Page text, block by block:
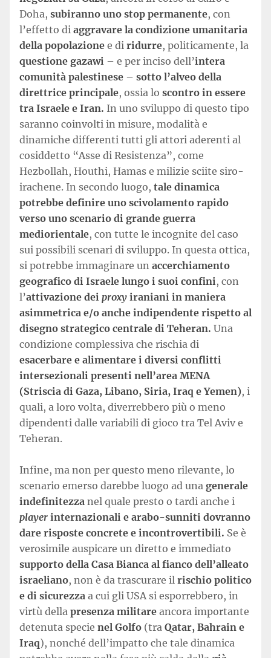
Doha, subiranno uno stop permanente, con
l’effetto di aggravare la condizione umanitaria
della popolazione e di ridurre, politicamente, la
questione gazawi – e per inciso dell’intera
comunità palestinese – sotto l’alveo della
direttrice principale, ossia lo scontro in essere
tra Israele e Iran. In uno sviluppo di questo tipo
saranno coinvolti in misure, modalità e
dinamiche differenti tutti gli attori aderenti al
cosiddetto “Asse di Resistenza”, come
Hezbollah, Houthi, Hamas e milizie sciite siro-
irachene. In secondo luogo, tale dinamica
potrebbe definire uno scivolamento rapido
verso uno scenario di grande guerra
mediorientale, con tutte le incognite del caso
sui possibili scenari di sviluppo. In questa ottica,
si potrebbe immaginare un accerchiamento
geografico di Israele lungo i suoi confini, con
l’attivazione dei proxy iraniani in maniera
asimmetrica e/o anche indipendente rispetto al
disegno strategico centrale di Teheran. Una
condizione complessiva che rischia di
esacerbare e alimentare i diversi conflitti
intersezionali presenti nell’area MENA
(Striscia di Gaza, Libano, Siria, Iraq e Yemen), i
quali, a loro volta, diverrebbero più o meno
dipendenti dalle variabili di gioco tra Tel Aviv e
Teheran.
Infine, ma non per questo meno rilevante, lo
scenario emerso darebbe luogo ad una generale
indefinitezza nel quale presto o tardi anche i
player internazionali e arabo-sunniti dovranno
dare risposte concrete e incontrovertibili. Se è
verosimile auspicare un diretto e immediato
supporto della Casa Bianca al fianco dell’alleato
israeliano, non è da trascurare il rischio politico
e di sicurezza a cui gli USA si esporrebbero, in
virtù della presenza militare ancora importante
detenuta specie nel Golfo (tra Qatar, Bahrain e
Iraq), nonché dell’impatto che tale dinamica